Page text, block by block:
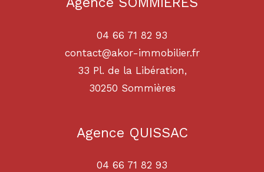
04 66 71 82 93
contact@akor-immobilier.fr
33 Pl. de la Libération,
30250
sommières
Agence QUISSAC
04 66 71 82 93